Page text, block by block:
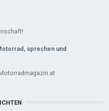
sprechen und